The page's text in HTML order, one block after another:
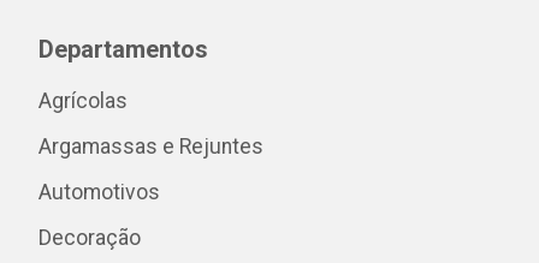
Departamentos
Agrícolas
Argamassas e Rejuntes
Automotivos
Decoração